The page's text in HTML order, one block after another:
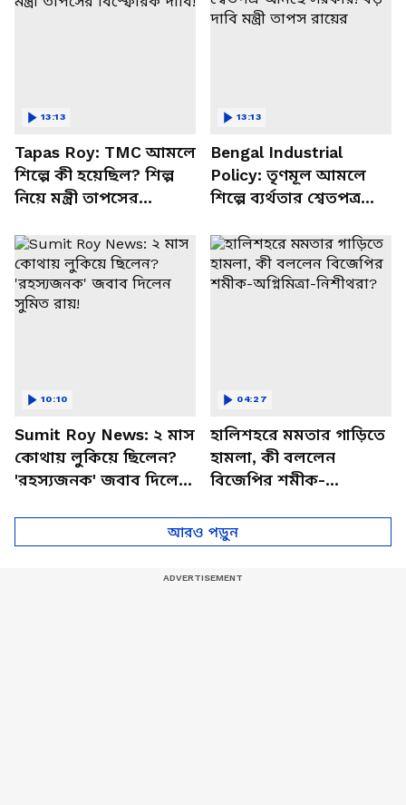
Tapas Roy: TMC আমলে
শিল্পে কী হয়েছিল? শিল্প
নিয়ে মন্ত্রী তাপসের
13:13
Bengal Industrial
Policy: তৃণমূল আমলে
শিল্পে ব্যর্থতার শ্বেতপত্র
মন্ত্রী তাপস রায়ের
13:13
Sumit Roy News: ২ মাস
কোথায় লুকিয়ে ছিলেন?
'রহস্যজনক' জবাব দিলেন
10:10
হালিশহরে মমতার গাড়িতে
হামলা, কী বললেন
বিজেপির শমীক-
04:27
আরও পড়ুন